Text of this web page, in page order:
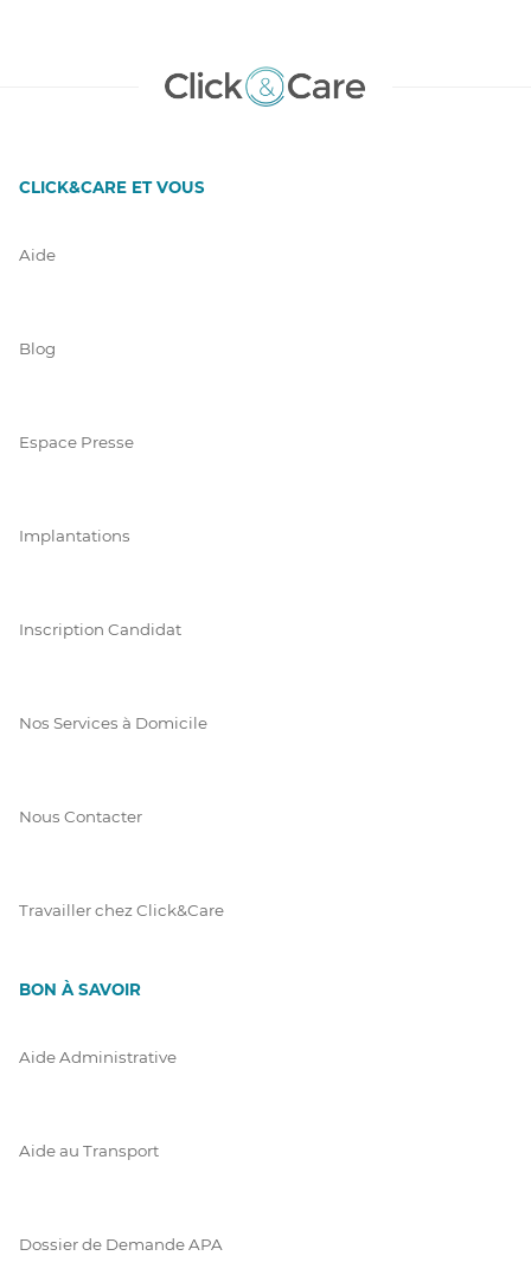
CLICK&CARE ET VOUS
Aide
Blog
Espace Presse
Implantations
Inscription Candidat
Nos Services à Domicile
Nous Contacter
Travailler chez Click&Care
BON À SAVOIR
Aide Administrative
Aide au Transport
Dossier de Demande APA